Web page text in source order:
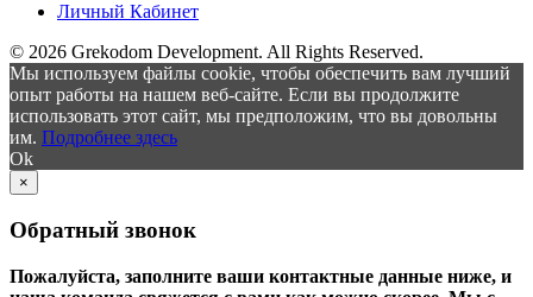
Личный Кабинет
© 2026 Grekodom Development. All Rights Reserved.
Мы используем файлы cookie, чтобы обеспечить вам лучший
опыт работы на нашем веб-сайте. Если вы продолжите
использовать этот сайт, мы предположим, что вы довольны
им. Подробнее здесь
Ok
×
Обратный звонок
Пожалуйста, заполните ваши контактные данные ниже, и